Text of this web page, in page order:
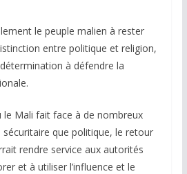
le peuple malien à rester
entre politique et religion,
à défendre la
Mali fait face à de nombreux
que politique, le retour
rendre service aux autorités
et à utiliser l’influence et le